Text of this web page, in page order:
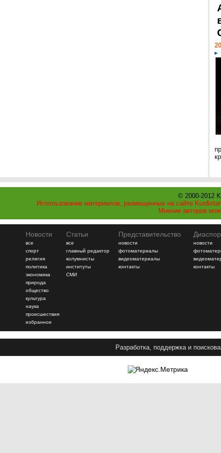
© 2000-2012
Использование материалов, размещенных на сайте
Мнение авторов
Новости
все
спорт
религия
политика
экономика
природа
общество
культура
наука
происшествия
избранное
Статьи
все
главный редактор
колумнисты
институты
СМИ
Представительство
новости
фотоматериалы
видеоматериалы
контакты
новости
контакты
Разработка, поддержка и